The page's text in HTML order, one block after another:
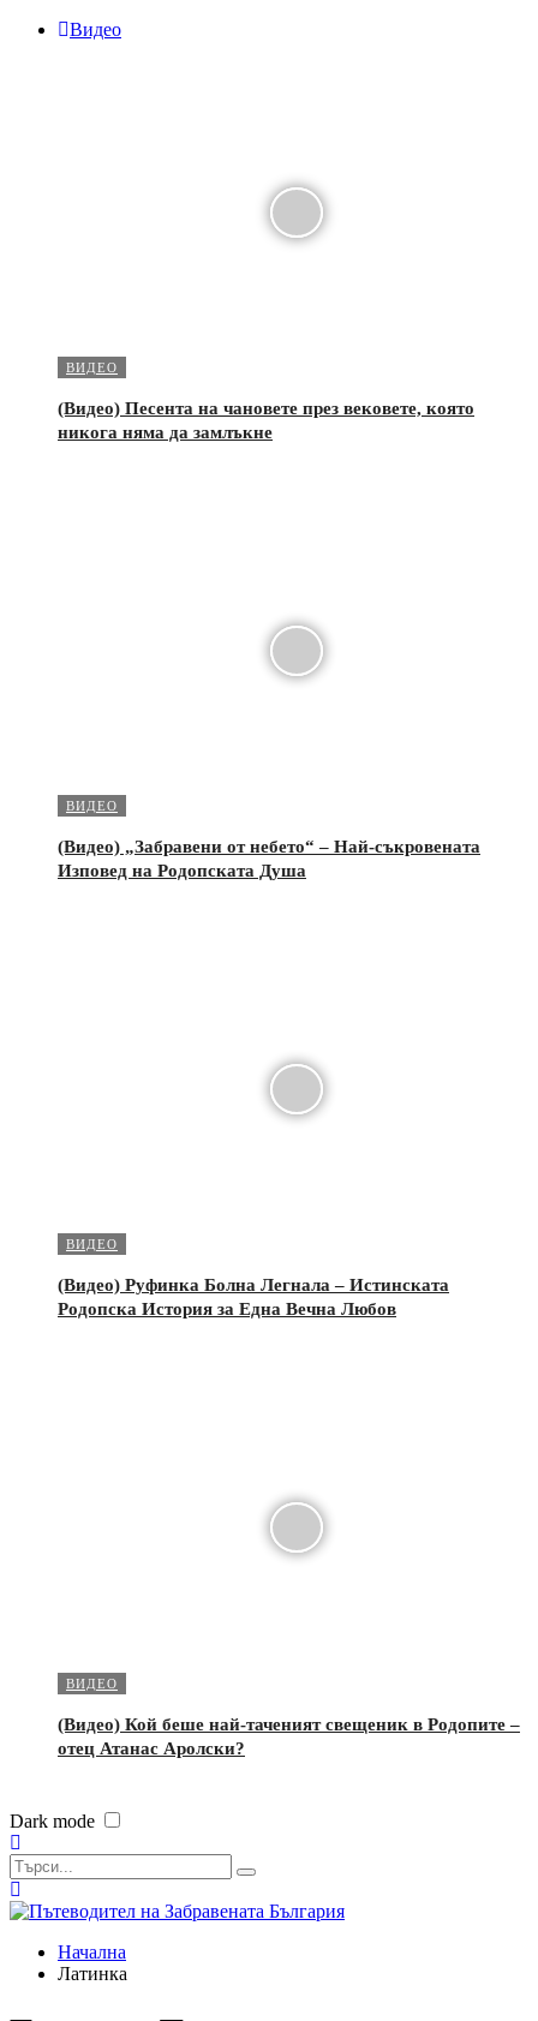
Видео
ВИДЕО
(Видео) Песента на чановете през вековете, която
никога няма да замлъкне
ВИДЕО
(Видео) „Забравени от небето“ – Най-съкровената
Изповед на Родопската Душа
ВИДЕО
(Видео) Руфинка Болна Легнала – Истинската
Родопска История за Една Вечна Любов
ВИДЕО
(Видео) Кой беше най-таченият свещеник в Родопите –
отец Атанас Аролски?
Dark mode
Начална
Латинка